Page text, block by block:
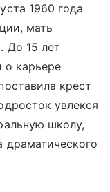
1960 года
мать
До 15 лет
о карьере
крест
увлекся
школу,
драматического